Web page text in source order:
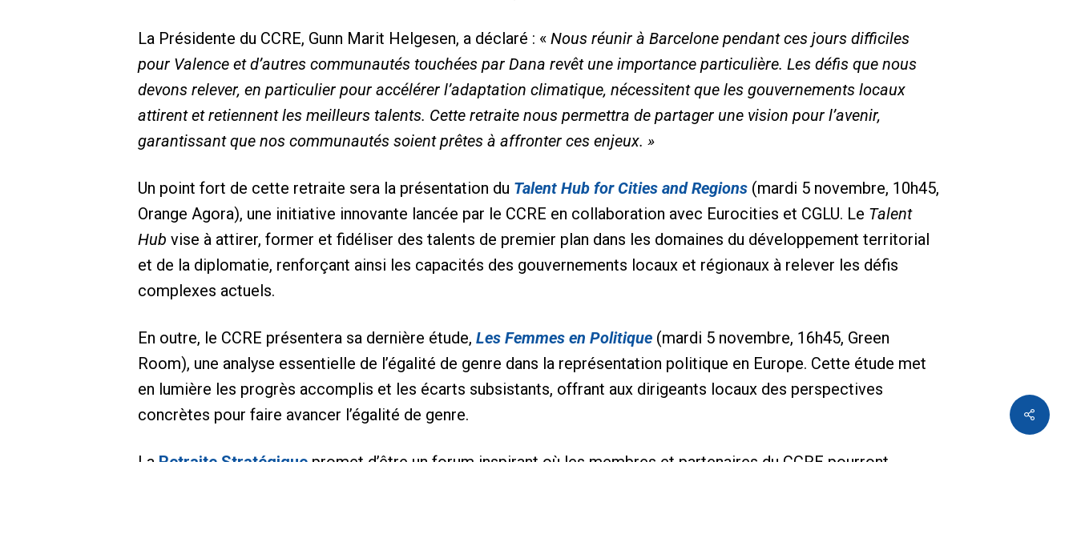
La Présidente du CCRE, Gunn Marit Helgesen, a déclaré : « Nous réunir à Barcelone pendant ces jours difficiles
pour Valence et d’autres communautés touchées par Dana revêt une importance particulière. Les défis que nous
devons relever, en particulier pour accélérer l’adaptation climatique, nécessitent que les gouvernements locaux
attirent et retiennent les meilleurs talents. Cette retraite nous permettra de partager une vision pour l’avenir,
garantissant que nos communautés soient prêtes à affronter ces enjeux. »
Un point fort de cette retraite sera la présentation du Talent Hub for Cities and Regions (mardi 5 novembre, 10h45,
Orange Agora), une initiative innovante lancée par le CCRE en collaboration avec Eurocities et CGLU. Le Talent
Hub vise à attirer, former et fidéliser des talents de premier plan dans les domaines du développement territorial
et de la diplomatie, renforçant ainsi les capacités des gouvernements locaux et régionaux à relever les défis
complexes actuels.
En outre, le CCRE présentera sa dernière étude, Les Femmes en Politique (mardi 5 novembre, 16h45, Green
Room), une analyse essentielle de l’égalité de genre dans la représentation politique en Europe. Cette étude met
en lumière les progrès accomplis et les écarts subsistants, offrant aux dirigeants locaux des perspectives
concrètes pour faire avancer l’égalité de genre.
La Retraite Stratégique promet d’être un forum inspirant où les membres et partenaires du CCRE pourront